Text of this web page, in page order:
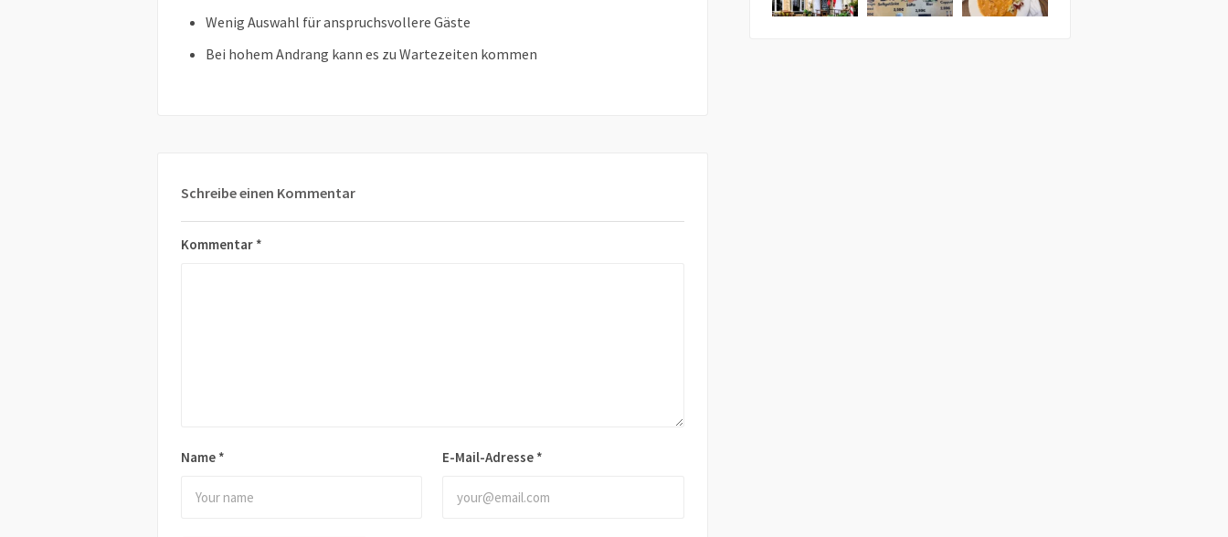
Wenig Auswahl für anspruchsvollere Gäste
Bei hohem Andrang kann es zu Wartezeiten kommen
Schreibe einen Kommentar
Kommentar *
Name * E-Mail-Adresse *